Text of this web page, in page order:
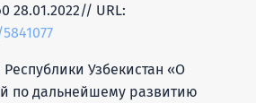
28.01.2022// URL:
Узбекистан «О
по дальнейшему развитию